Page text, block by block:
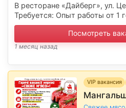
В ресторане «Дайберг», ул.
Требуется: Опыт работы от 1
ставка +% + премии.
Посмотреть
1 месяц назад
VIP вакансия